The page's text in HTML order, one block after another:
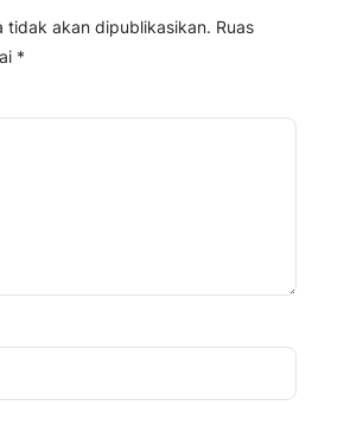
tidak akan dipublikasikan. Ruas
*